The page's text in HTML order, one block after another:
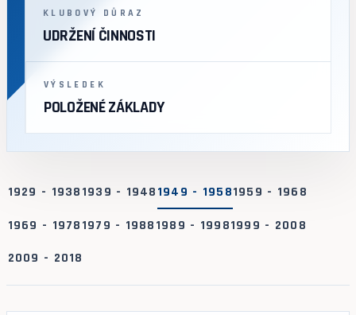
KLUBOVÝ DŮRAZ
UDRŽENÍ ČINNOSTI
VÝSLEDEK
POLOŽENÉ ZÁKLADY
1929 - 19381939 - 19481949 - 19581959 - 1968
1969 - 19781979 - 19881989 - 19981999 - 2008
2009 - 2018